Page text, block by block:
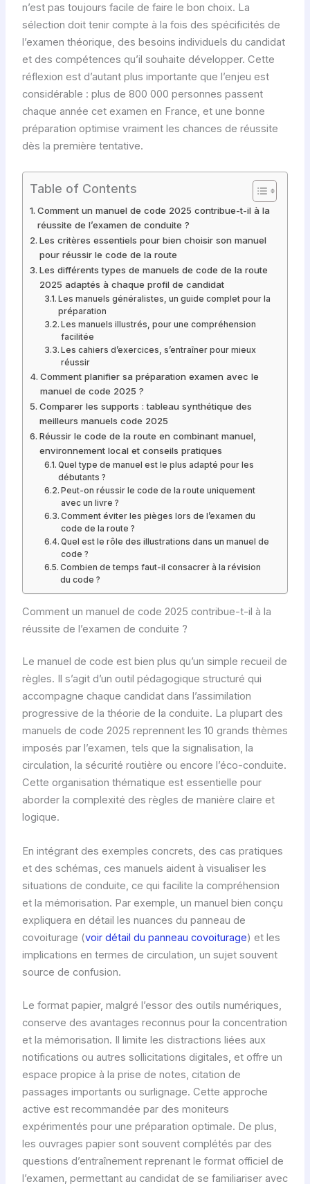
n’est pas toujours facile de faire le bon choix. La
sélection doit tenir compte à la fois des spécificités de
l’examen théorique, des besoins individuels du candidat
et des compétences qu’il souhaite développer. Cette
réflexion est d’autant plus importante que l’enjeu est
considérable : plus de 800 000 personnes passent
chaque année cet examen en France, et une bonne
préparation optimise vraiment les chances de réussite
dès la première tentative.
Table of Contents
Comment un manuel de code 2025 contribue-t-il à la
réussite de l’examen de conduite ?
Les critères essentiels pour bien choisir son manuel
pour réussir le code de la route
Les différents types de manuels de code de la route
2025 adaptés à chaque profil de candidat
Les manuels généralistes, un guide complet pour la
préparation
Les manuels illustrés, pour une compréhension
facilitée
Les cahiers d’exercices, s’entraîner pour mieux
réussir
Comment planifier sa préparation examen avec le
manuel de code 2025 ?
Comparer les supports : tableau synthétique des
meilleurs manuels code 2025
Réussir le code de la route en combinant manuel,
environnement local et conseils pratiques
Quel type de manuel est le plus adapté pour les
débutants ?
Peut-on réussir le code de la route uniquement
avec un livre ?
Comment éviter les pièges lors de l’examen du
code de la route ?
Quel est le rôle des illustrations dans un manuel de
code ?
Combien de temps faut-il consacrer à la révision
du code ?
Comment un manuel de code 2025 contribue-t-il à la
réussite de l’examen de conduite ?
Le manuel de code est bien plus qu’un simple recueil de
règles. Il s’agit d’un outil pédagogique structuré qui
accompagne chaque candidat dans l’assimilation
progressive de la théorie de la conduite. La plupart des
manuels de code 2025 reprennent les 10 grands thèmes
imposés par l’examen, tels que la signalisation, la
circulation, la sécurité routière ou encore l’éco-conduite.
Cette organisation thématique est essentielle pour
aborder la complexité des règles de manière claire et
logique.
En intégrant des exemples concrets, des cas pratiques
et des schémas, ces manuels aident à visualiser les
situations de conduite, ce qui facilite la compréhension
et la mémorisation. Par exemple, un manuel bien conçu
expliquera en détail les nuances du panneau de
covoiturage (voir détail du panneau covoiturage) et les
implications en termes de circulation, un sujet souvent
source de confusion.
Le format papier, malgré l’essor des outils numériques,
conserve des avantages reconnus pour la concentration
et la mémorisation. Il limite les distractions liées aux
notifications ou autres sollicitations digitales, et offre un
espace propice à la prise de notes, citation de
passages importants ou surlignage. Cette approche
active est recommandée par des moniteurs
expérimentés pour une préparation optimale. De plus,
les ouvrages papier sont souvent complétés par des
questions d’entraînement reprenant le format officiel de
l’examen, permettant au candidat de se familiariser avec